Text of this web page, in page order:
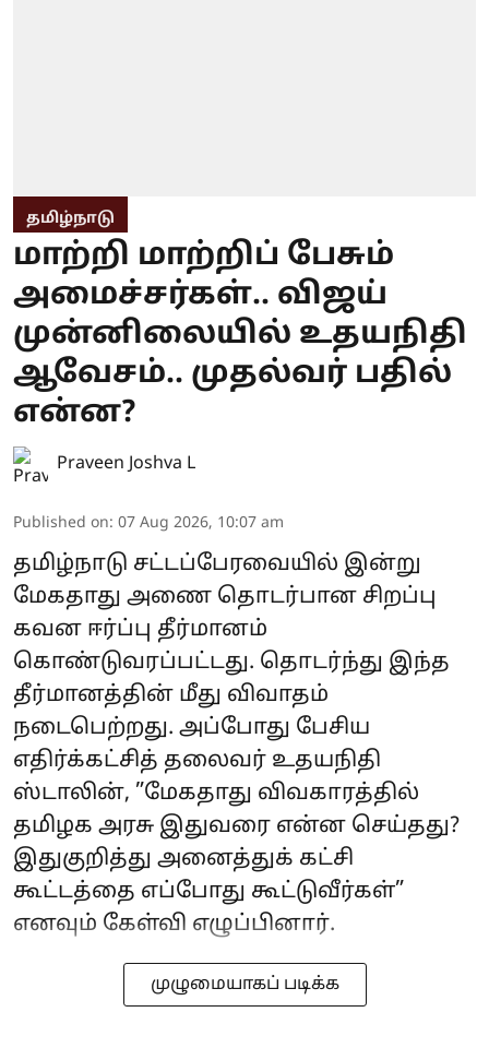
தமிழ்நாடு
மாற்றி மாற்றிப் பேசும்
அமைச்சர்கள்.. விஜய்
முன்னிலையில் உதயநிதி
ஆவேசம்.. முதல்வர் பதில்
என்ன?
Praveen Joshva L
Published on: 07 Aug 2026, 10:07 am
தமிழ்நாடு சட்டப்பேரவையில் இன்று
மேகதாது அணை தொடர்பான சிறப்பு
கவன ஈர்ப்பு தீர்மானம்
கொண்டுவரப்பட்டது. தொடர்ந்து இந்த
தீர்மானத்தின் மீது விவாதம்
நடைபெற்றது. அப்போது பேசிய
எதிர்க்கட்சித் தலைவர் உதயநிதி
ஸ்டாலின், ”மேகதாது விவகாரத்தில்
தமிழக அரசு இதுவரை என்ன செய்தது?
இதுகுறித்து அனைத்துக் கட்சி
கூட்டத்தை எப்போது கூட்டுவீர்கள்”
எனவும் கேள்வி எழுப்பினார்.
முழுமையாகப் படிக்க